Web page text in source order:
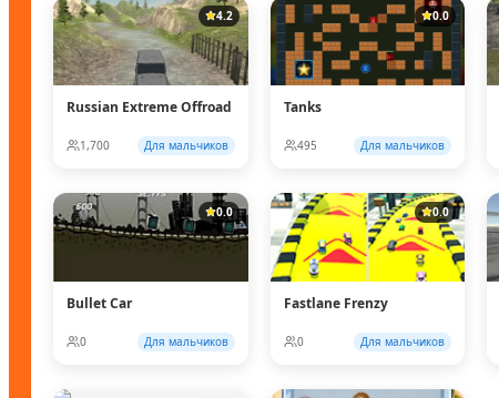
4.2
Russian Extreme Offroad
1,700 Для мальчиков
0.0
Tanks
495 Для мальчиков
0.0
Bullet Car
0 Для мальчиков
0.0
Fastlane Frenzy
0 Для мальчиков